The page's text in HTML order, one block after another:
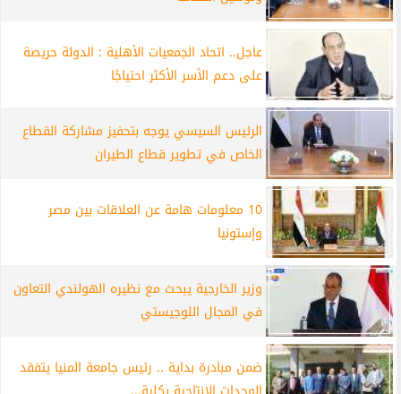
عاجل.. اتحاد الجمعيات الأهلية : الدولة حريصة
على دعم الأسر الأكثر احتياجًا
الرئيس السيسي يوجه بتحفيز مشاركة القطاع
الخاص في تطوير قطاع الطيران
10 معلومات هامة عن العلاقات بين مصر
وإستونيا
وزير الخارجية يبحث مع نظيره الهولندي التعاون
في المجال اللوجيستي
ضمن مبادرة بداية .. رئيس جامعة المنيا يتفقد